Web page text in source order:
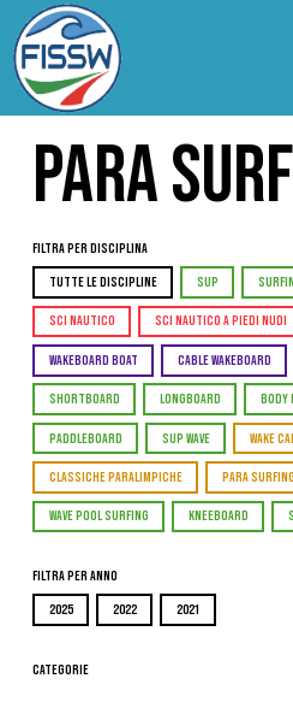
PARA
Filtra per Disciplina
TUTTE LE DISCIPLINE SUP
SCI NAUTICO SCI NAUTICO A PIEDI NUDI
WAKEBOARD BOAT CABLE WAKEBOARD
SHORTBOARD LONGBOARD BODY
PADDLEBOARD SUP WAVE WAKE
CLASSICHE PARALIMPICHE PARA SURFING
WAVE POOL SURFING KNEEBOARD
Filtra per Anno
2025 2022 2021
Categorie